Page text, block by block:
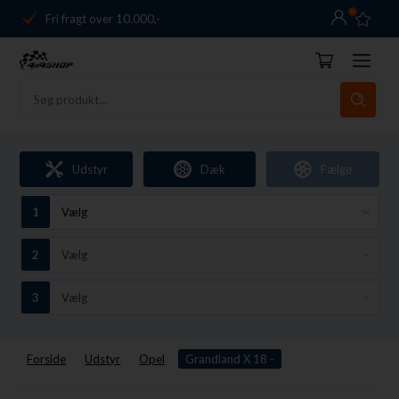
Fri fragt over 10.000,-
Danmarks førende
14 dages returret
Fri fragt over 10.000,-
Danmarks førende
14 dages returret
0
Udstyr Dæk Fælge
Forside Udstyr Opel Grandland X 18 -